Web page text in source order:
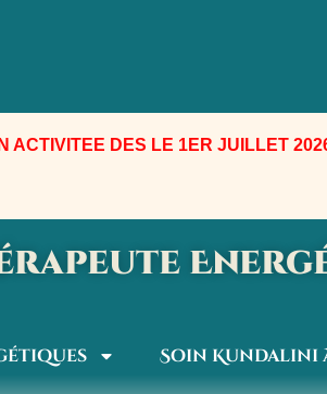
ACTIVITEE DES LE 1ER JUILLET
Soin Kundalini